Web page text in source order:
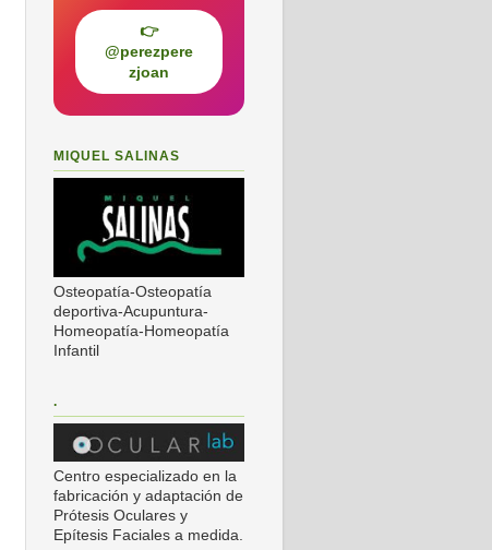
👉
@perezpere
zjoan
MIQUEL SALINAS
Osteopatía-Osteopatía
deportiva-Acupuntura-
Homeopatía-Homeopatía
Infantil
.
Centro especializado en la
fabricación y adaptación de
Prótesis Oculares y
Epítesis Faciales a medida.